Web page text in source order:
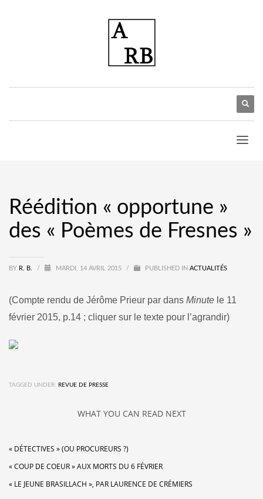
Réédition « opportune »
des « Poèmes de Fresnes »
BY R. B. / MARDI, 14 AVRIL 2015 / PUBLISHED IN ACTUALITÉS
(Compte rendu de Jérôme Prieur par dans Minute le 11
février 2015, p.14 ; cliquer sur le texte pour l’agrandir)
TAGGED UNDER: REVUE DE PRESSE
WHAT YOU CAN READ NEXT
« DÉTECTIVES » (OU PROCUREURS ?)
« COUP DE COEUR » AUX MORTS DU 6 FÉVRIER
« LE JEUNE BRASILLACH », PAR LAURENCE DE CRÉMIERS